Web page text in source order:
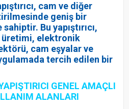
cam ve diğer
geniş bir
Bu yapıştırıcı,
üretimi, elektronik
cam eşyalar ve
tercih edilen bir
GENEL AMAÇLI
ALANLARI